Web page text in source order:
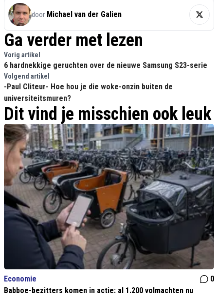
door Michael van der Galien
Ga verder met lezen
Vorig artikel
6 hardnekkige geruchten over de nieuwe Samsung S23-serie
Volgend artikel
-Paul Cliteur- Hoe hou je die woke-onzin buiten de
universiteitsmuren?
Dit vind je misschien ook leuk
Economie
0
Babboe-bezitters komen in actie: al 1.200 volmachten nu